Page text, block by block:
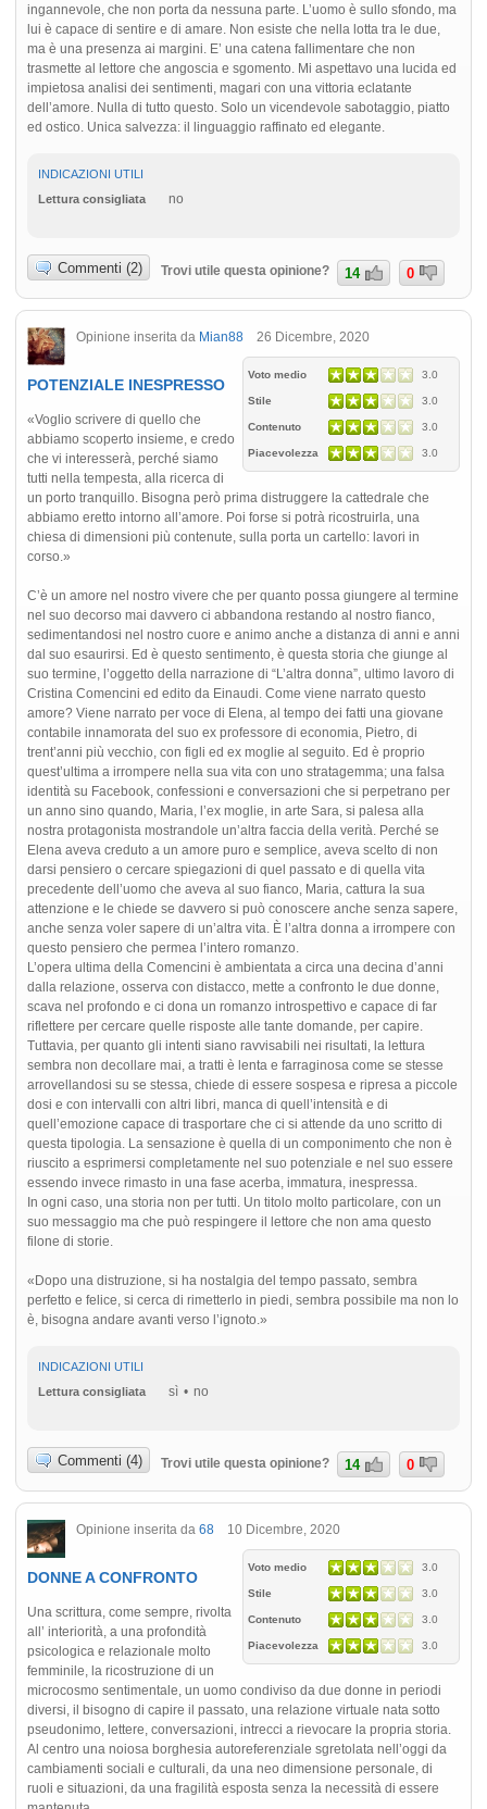
ingannevole, che non porta da nessuna parte. L’uomo è sullo sfondo, ma
lui è capace di sentire e di amare. Non esiste che nella lotta tra le due,
ma è una presenza ai margini. E’ una catena fallimentare che non
trasmette al lettore che angoscia e sgomento. Mi aspettavo una lucida ed
impietosa analisi dei sentimenti, magari con una vittoria eclatante
dell’amore. Nulla di tutto questo. Solo un vicendevole sabotaggio, piatto
ed ostico. Unica salvezza: il linguaggio raffinato ed elegante.
INDICAZIONI UTILI
Lettura consigliata
no
Commenti (2) Trovi utile questa opinione? 14 0
Opinione inserita da Mian88 26 Dicembre, 2020
Voto medio 3.0
Stile 3.0
Contenuto 3.0
Piacevolezza 3.0
POTENZIALE INESPRESSO
«Voglio scrivere di quello che
abbiamo scoperto insieme, e credo
che vi interesserà, perché siamo
tutti nella tempesta, alla ricerca di
un porto tranquillo. Bisogna però prima distruggere la cattedrale che
abbiamo eretto intorno all’amore. Poi forse si potrà ricostruirla, una
chiesa di dimensioni più contenute, sulla porta un cartello: lavori in
corso.»
C’è un amore nel nostro vivere che per quanto possa giungere al termine
nel suo decorso mai davvero ci abbandona restando al nostro fianco,
sedimentandosi nel nostro cuore e animo anche a distanza di anni e anni
dal suo esaurirsi. Ed è questo sentimento, è questa storia che giunge al
suo termine, l’oggetto della narrazione di “L’altra donna”, ultimo lavoro di
Cristina Comencini ed edito da Einaudi. Come viene narrato questo
amore? Viene narrato per voce di Elena, al tempo dei fatti una giovane
contabile innamorata del suo ex professore di economia, Pietro, di
trent’anni più vecchio, con figli ed ex moglie al seguito. Ed è proprio
quest’ultima a irrompere nella sua vita con uno stratagemma; una falsa
identità su Facebook, confessioni e conversazioni che si perpetrano per
un anno sino quando, Maria, l’ex moglie, in arte Sara, si palesa alla
nostra protagonista mostrandole un’altra faccia della verità. Perché se
Elena aveva creduto a un amore puro e semplice, aveva scelto di non
darsi pensiero o cercare spiegazioni di quel passato e di quella vita
precedente dell’uomo che aveva al suo fianco, Maria, cattura la sua
attenzione e le chiede se davvero si può conoscere anche senza sapere,
anche senza voler sapere di un’altra vita. È l’altra donna a irrompere con
questo pensiero che permea l’intero romanzo.
L’opera ultima della Comencini è ambientata a circa una decina d’anni
dalla relazione, osserva con distacco, mette a confronto le due donne,
scava nel profondo e ci dona un romanzo introspettivo e capace di far
riflettere per cercare quelle risposte alle tante domande, per capire.
Tuttavia, per quanto gli intenti siano ravvisabili nei risultati, la lettura
sembra non decollare mai, a tratti è lenta e farraginosa come se stesse
arrovellandosi su se stessa, chiede di essere sospesa e ripresa a piccole
dosi e con intervalli con altri libri, manca di quell’intensità e di
quell’emozione capace di trasportare che ci si attende da uno scritto di
questa tipologia. La sensazione è quella di un componimento che non è
riuscito a esprimersi completamente nel suo potenziale e nel suo essere
essendo invece rimasto in una fase acerba, immatura, inespressa.
In ogni caso, una storia non per tutti. Un titolo molto particolare, con un
suo messaggio ma che può respingere il lettore che non ama questo
filone di storie.
«Dopo una distruzione, si ha nostalgia del tempo passato, sembra
perfetto e felice, si cerca di rimetterlo in piedi, sembra possibile ma non lo
è, bisogna andare avanti verso l’ignoto.»
INDICAZIONI UTILI
Lettura consigliata
sì no
Commenti (4) Trovi utile questa opinione? 14 0
Opinione inserita da 68 10 Dicembre, 2020
Voto medio 3.0
Stile 3.0
Contenuto 3.0
Piacevolezza 3.0
DONNE A CONFRONTO
Una scrittura, come sempre, rivolta
all’ interiorità, a una profondità
psicologica e relazionale molto
femminile, la ricostruzione di un
microcosmo sentimentale, un uomo condiviso da due donne in periodi
diversi, il bisogno di capire il passato, una relazione virtuale nata sotto
pseudonimo, lettere, conversazioni, intrecci a rievocare la propria storia.
Al centro una noiosa borghesia autoreferenziale sgretolata nell’oggi da
cambiamenti sociali e culturali, da una neo dimensione personale, di
ruoli e situazioni, da una fragilità esposta senza la necessità di essere